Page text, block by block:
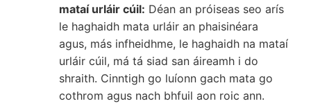
mataí urláir cúil: Déan an próiseas seo arís
le haghaidh mata urláir an phaisinéara
agus, más infheidhme, le haghaidh na mataí
urláir cúil, má tá siad san áireamh i do
shraith. Cinntigh go luíonn gach mata go
cothrom agus nach bhfuil aon roic ann.